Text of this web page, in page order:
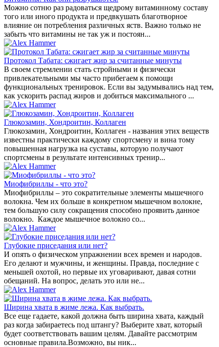
Можно сотню раз радоваться щедрому витаминному составу
того или иного продукта и предвкушать благотворное
влияние он потребления различных яств. Важно только не
забыть что витамины не так уж и постоян...
Протокол Табата: сжигает жир за считанные минуты
В своем стремлении стать стройными и физически
привлекательными мы часто прибегаем к помощи
функциональных тренировок. Если вы задумывались над тем,
как ускорить распад жиров и добиться максимального ...
Глюкозамин, Хондроитин, Коллаген
Глюкозамин, Хондроитин, Коллаген - названия этих веществ
известны практически каждому спортсмену и вина тому
повышенная нагрузка на суставы, которую получают
спортсмены в результате интенсивных тренир...
Миофибриллы - что это?
Миофибриллы – это сократительные элементы мышечного
волокна. Чем их больше в конкретном мышечном волокне,
тем большую силу сокращения способно проявить данное
волокно. Каждое мышечное волокно со...
Глубокие приседания или нет?
И опять о физическом упражнении всех времен и народов.
Его делают и мужчины, и женщины. Правда, последние с
меньшей охотой, но первые их уговаривают, давая сотни
обещаний. На вопрос, делать это или не...
Ширина хвата в жиме лежа. Как выбрать.
Все еще гадаете, какой должна быть ширина хвата, каждый
раз когда забираетесь под штангу? Выберите хват, который
будет соответствовать вашим целям. Давайте рассмотрим
основные правила.Возможно, вы ник...